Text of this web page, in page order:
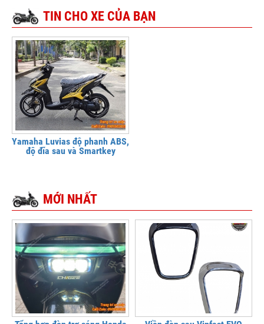
TIN CHO XE CỦA BẠN
Yamaha Luvias độ phanh ABS,
độ đĩa sau và Smartkey
MỚI NHẤT